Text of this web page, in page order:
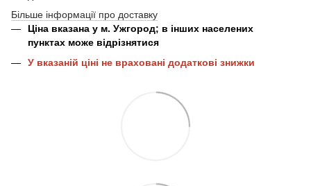
Більше інформації про доставку
Ціна вказана у м. Ужгород; в інших населених
пунктах може відрізнятися
У вказаній ціні не враховані додаткові знижки